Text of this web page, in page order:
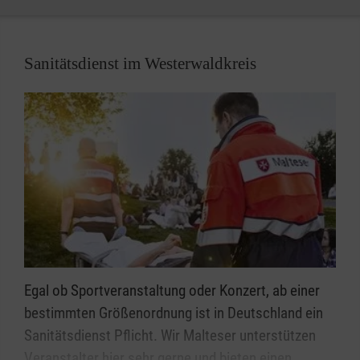
Sanitätsdienst im Westerwaldkreis
Egal ob Sportveranstaltung oder Konzert, ab einer
bestimmten Größenordnung ist in Deutschland ein
Sanitätsdienst Pflicht. Wir Malteser unterstützen